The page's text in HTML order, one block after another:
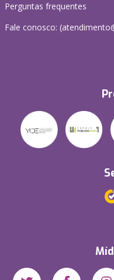
Perguntas frequentes
Fale conosco: